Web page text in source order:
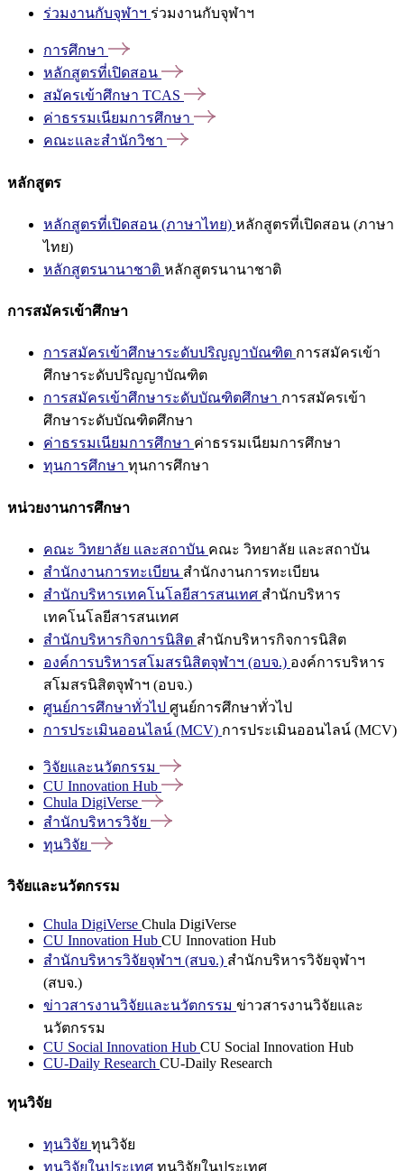
ร่วมงานกับจุฬาฯ ร่วมงานกับจุฬาฯ
การศึกษา
หลักสูตรที่เปิดสอน
สมัครเข้าศึกษา TCAS
ค่าธรรมเนียมการศึกษา
คณะและสำนักวิชา
หลักสูตร
หลักสูตรที่เปิดสอน (ภาษาไทย) หลักสูตรที่เปิดสอน (ภาษา
ไทย)
หลักสูตรนานาชาติ หลักสูตรนานาชาติ
การสมัครเข้าศึกษา
การสมัครเข้าศึกษาระดับปริญญาบัณฑิต การสมัครเข้า
ศึกษาระดับปริญญาบัณฑิต
การสมัครเข้าศึกษาระดับบัณฑิตศึกษา การสมัครเข้า
ศึกษาระดับบัณฑิตศึกษา
ค่าธรรมเนียมการศึกษา ค่าธรรมเนียมการศึกษา
ทุนการศึกษา ทุนการศึกษา
หน่วยงานการศึกษา
คณะ วิทยาลัย และสถาบัน คณะ วิทยาลัย และสถาบัน
สำนักงานการทะเบียน สำนักงานการทะเบียน
สำนักบริหารเทคโนโลยีสารสนเทศ สำนักบริหาร
เทคโนโลยีสารสนเทศ
สำนักบริหารกิจการนิสิต สำนักบริหารกิจการนิสิต
องค์การบริหารสโมสรนิสิตจุฬาฯ (อบจ.) องค์การบริหาร
สโมสรนิสิตจุฬาฯ (อบจ.)
ศูนย์การศึกษาทั่วไป ศูนย์การศึกษาทั่วไป
การประเมินออนไลน์ (MCV) การประเมินออนไลน์ (MCV)
วิจัยและนวัตกรรม
CU Innovation Hub
Chula DigiVerse
สำนักบริหารวิจัย
ทุนวิจัย
วิจัยและนวัตกรรม
Chula DigiVerse Chula DigiVerse
CU Innovation Hub CU Innovation Hub
สำนักบริหารวิจัยจุฬาฯ (สบจ.) สำนักบริหารวิจัยจุฬาฯ
(สบจ.)
ข่าวสารงานวิจัยและนวัตกรรม ข่าวสารงานวิจัยและ
นวัตกรรม
CU Social Innovation Hub CU Social Innovation Hub
CU-Daily Research CU-Daily Research
ทุนวิจัย
ทุนวิจัย ทุนวิจัย
ทุนวิจัยในประเทศ ทุนวิจัยในประเทศ